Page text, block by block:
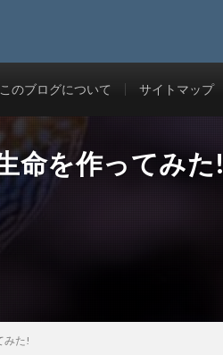
このブログについて サイトマップ
命を作ってみた!
みた!